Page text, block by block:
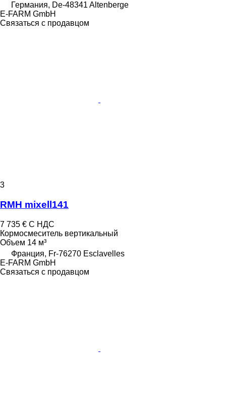
Германия, De-48341 Altenberge
E-FARM GmbH
Связаться с продавцом
3
RMH mixell141
7 735 € С НДС
Кормосмеситель вертикальный
Объем 14 м³
Франция, Fr-76270 Esclavelles
E-FARM GmbH
Связаться с продавцом